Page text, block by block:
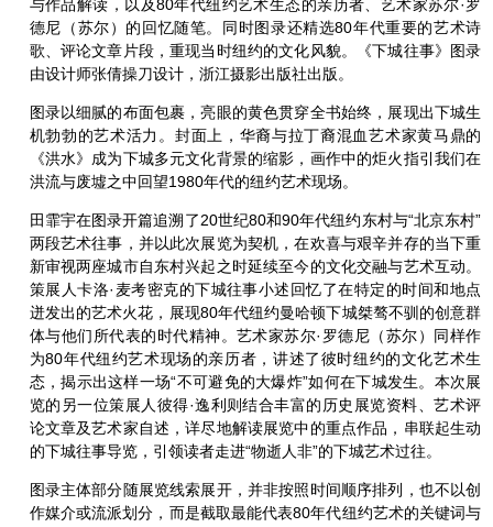
与作品解读，以及80年代纽约艺术生态的亲历者、艺术家苏尔·罗
德尼（苏尔）的回忆随笔。同时图录还精选80年代重要的艺术诗
歌、评论文章片段，重现当时纽约的文化风貌。《下城往事》图录
由设计师张倩操刀设计，浙江摄影出版社出版。
图录以细腻的布面包裹，亮眼的黄色贯穿全书始终，展现出下城生
机勃勃的艺术活力。封面上，华裔与拉丁裔混血艺术家黄马鼎的
《洪水》成为下城多元文化背景的缩影，画作中的炬火指引我们在
洪流与废墟之中回望1980年代的纽约艺术现场。
田霏宇在图录开篇追溯了20世纪80和90年代纽约东村与“北京东村”
两段艺术往事，并以此次展览为契机，在欢喜与艰辛并存的当下重
新审视两座城市自东村兴起之时延续至今的文化交融与艺术互动。
策展人卡洛·麦考密克的下城往事小述回忆了在特定的时间和地点
迸发出的艺术火花，展现80年代纽约曼哈顿下城桀骜不驯的创意群
体与他们所代表的时代精神。艺术家苏尔·罗德尼（苏尔）同样作
为80年代纽约艺术现场的亲历者，讲述了彼时纽约的文化艺术生
态，揭示出这样一场“不可避免的大爆炸”如何在下城发生。本次展
览的另一位策展人彼得·逸利则结合丰富的历史展览资料、艺术评
论文章及艺术家自述，详尽地解读展览中的重点作品，串联起生动
的下城往事导览，引领读者走进“物逝人非”的下城艺术过往。
图录主体部分随展览线索展开，并非按照时间顺序排列，也不以创
作媒介或流派划分，而是截取最能代表80年代纽约艺术的关键词与